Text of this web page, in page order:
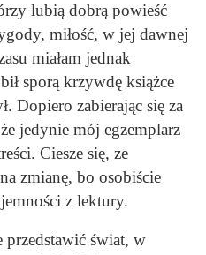
lubią dobrą powieść
miłość, w jej dawnej
miałam jednak
sporą krzywdę książce
Dopiero zabierając się za
jedynie mój egzemplarz
Ciesze się, ze
zmianę, bo osobiście
z lektury.
przedstawić świat, w